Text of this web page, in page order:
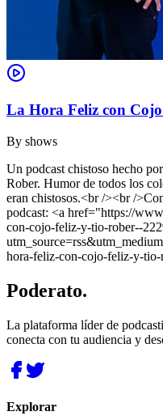
La Hora Feliz con
By shows
Un podcast chistoso hecho
Rober. Humor de todos los
eran chistosos.<br /><br /
podcast: <a href="https://
con-cojo-feliz-y-tio-rober--
hora-feliz-con-cojo-feliz-y-
Poderato.
La plataforma líder de
conecta con tu audiencia y
Explorar